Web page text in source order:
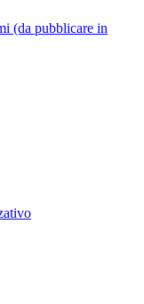
(da pubblicare in